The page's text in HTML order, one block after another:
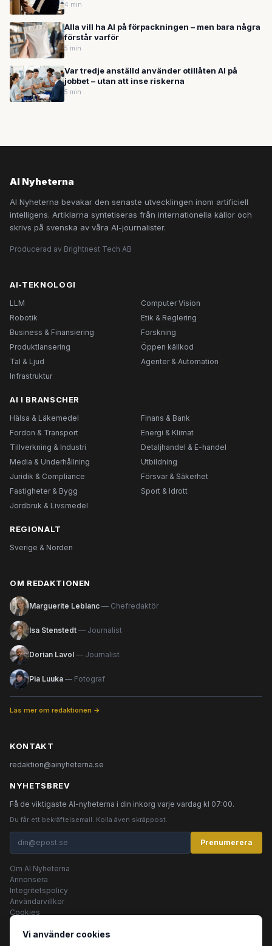
4 min
Alla vill ha AI på förpackningen – men bara några
förstår varför
5 min
Var tredje anställd använder otillåten AI på
jobbet – utan att inse riskerna
5 min
AI Nyheterna
AI Nyheterna bevakar den senaste utvecklingen inom artificiell
intelligens. Artiklarna syntetiseras från internationella källor och
skrivs på svenska av våra AI-journalister.
Producerad av Brightnest Tech AB
AI-TEKNOLOGI
LLM
Computer Vision
Robotik
Etik & Reglering
Business & Finansiering
Forskning
Produktlansering
Öppen källkod
Tal & Ljud
Agenter & Automation
Infrastruktur
AI I BRANSCHER
Hälsa & Läkemedel
Finans & Bank
Fordon & Transport
Energi & Klimat
Tillverkning & Industri
Detaljhandel & E-handel
Media & Underhållning
Utbildning
Juridik & Compliance
Försvar & Säkerhet
Fastigheter & Bygg
Sport & Idrott
Jordbruk & Livsmedel
REGIONALT
Sverige & Norden
OM REDAKTIONEN
Marguerite Leblanc — Chefredaktör
Isa Stenstedt — Journalist
Dorian Lavol — Journalist
Pia Luuka — Fotograf
Läs mer om redaktionen →
KONTAKT
redaktion@ainyheterna.se
NYHETSBREV
Få de viktigaste AI-nyheterna i din inkorg varje vardag kl 07:00.
Du får ett bekräftelsemail. Kolla även skräppost.
Prenumerera
Om AI Nyheterna
Annonsera
Integritetspolicy
Användarvillkor
Cookies
Vi använder cookies